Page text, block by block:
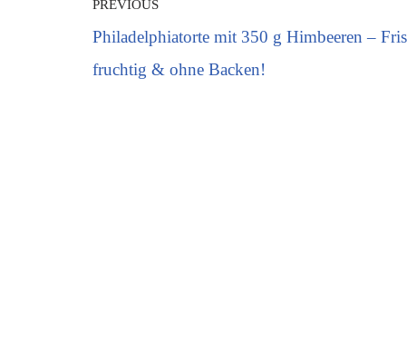
PREVIOUS
Philadelphiatorte mit 350 g Himbeeren –
fruchtig & ohne Backen!